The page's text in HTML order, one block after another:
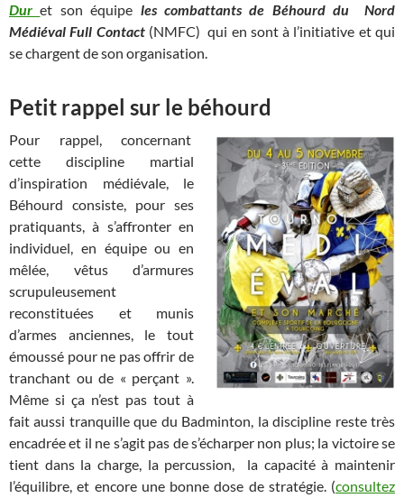
Duret son équipe les combattants de Béhourd du
Nord
Médiéval Full Contact(NMFC) qui en sont à l’initiative et qui
se chargent de son organisation.
Petit rappel sur le béhourd
Pour rappel, concernant
cette discipline martial
d’inspiration médiévale, le
Béhourd consiste, pour ses
pratiquants, à s’affronter en
individuel, en équipe ou en
mêlée, vêtus d’armures
scrupuleusement
reconstituées et munis
d’armes anciennes, le tout
émoussé pour ne pas offrir de
tranchant ou de « perçant ».
Même si ça n’est pas tout à
fait aussi tranquille que du Badminton, la discipline reste très
encadrée et il ne s’agit pas de s’écharper non plus; la victoire se
tient dans la charge, la percussion, la capacité à maintenir
l’équilibre, et encore une bonne dose de stratégie. (consultez